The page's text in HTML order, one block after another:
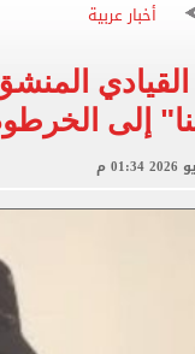
الاستعلامات تفند
محمد هنيدي فى رسالة
ما حكم رشّ المياه أمام
من داخل ستاد طرابزون..
أخبار عربية
إلى